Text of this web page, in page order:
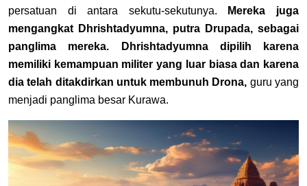
persatuan di antara sekutu-sekutunya.
Mereka juga
mengangkat Dhrishtadyumna, putra Drupada, sebagai
panglima mereka. Dhrishtadyumna dipilih karena
memiliki kemampuan militer yang luar biasa dan karena
dia telah ditakdirkan untuk membunuh Drona, guru yang
menjadi panglima besar Kurawa.